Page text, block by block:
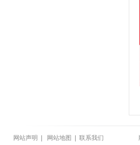
网站声明 网站地图 联系我们